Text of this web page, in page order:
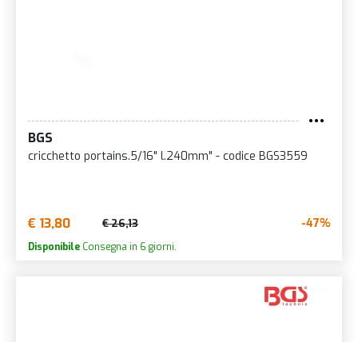
BGS
cricchetto portains.5/16" l.240mm" - codice BGS3559
€ 13,80 € 26,13 -47%
Disponibile Consegna in 6 giorni.